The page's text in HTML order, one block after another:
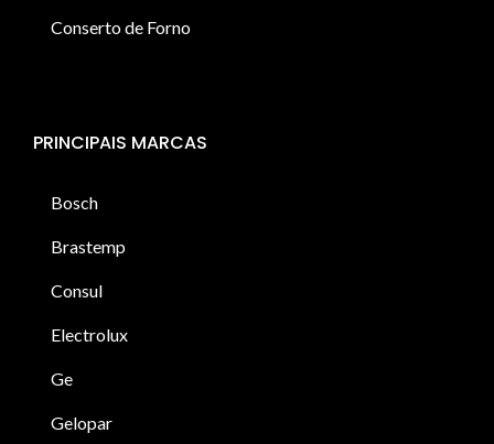
Conserto de Forno
PRINCIPAIS MARCAS
Bosch
Brastemp
Consul
Electrolux
Ge
Gelopar